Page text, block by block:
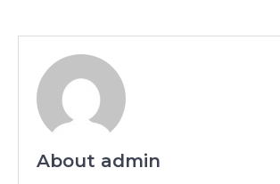
About admin